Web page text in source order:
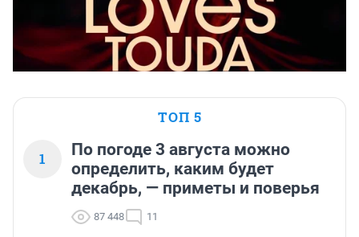
ТОП 5
1
По погоде 3 августа можно
определить, каким будет
декабрь, — приметы и поверья
87 448 11